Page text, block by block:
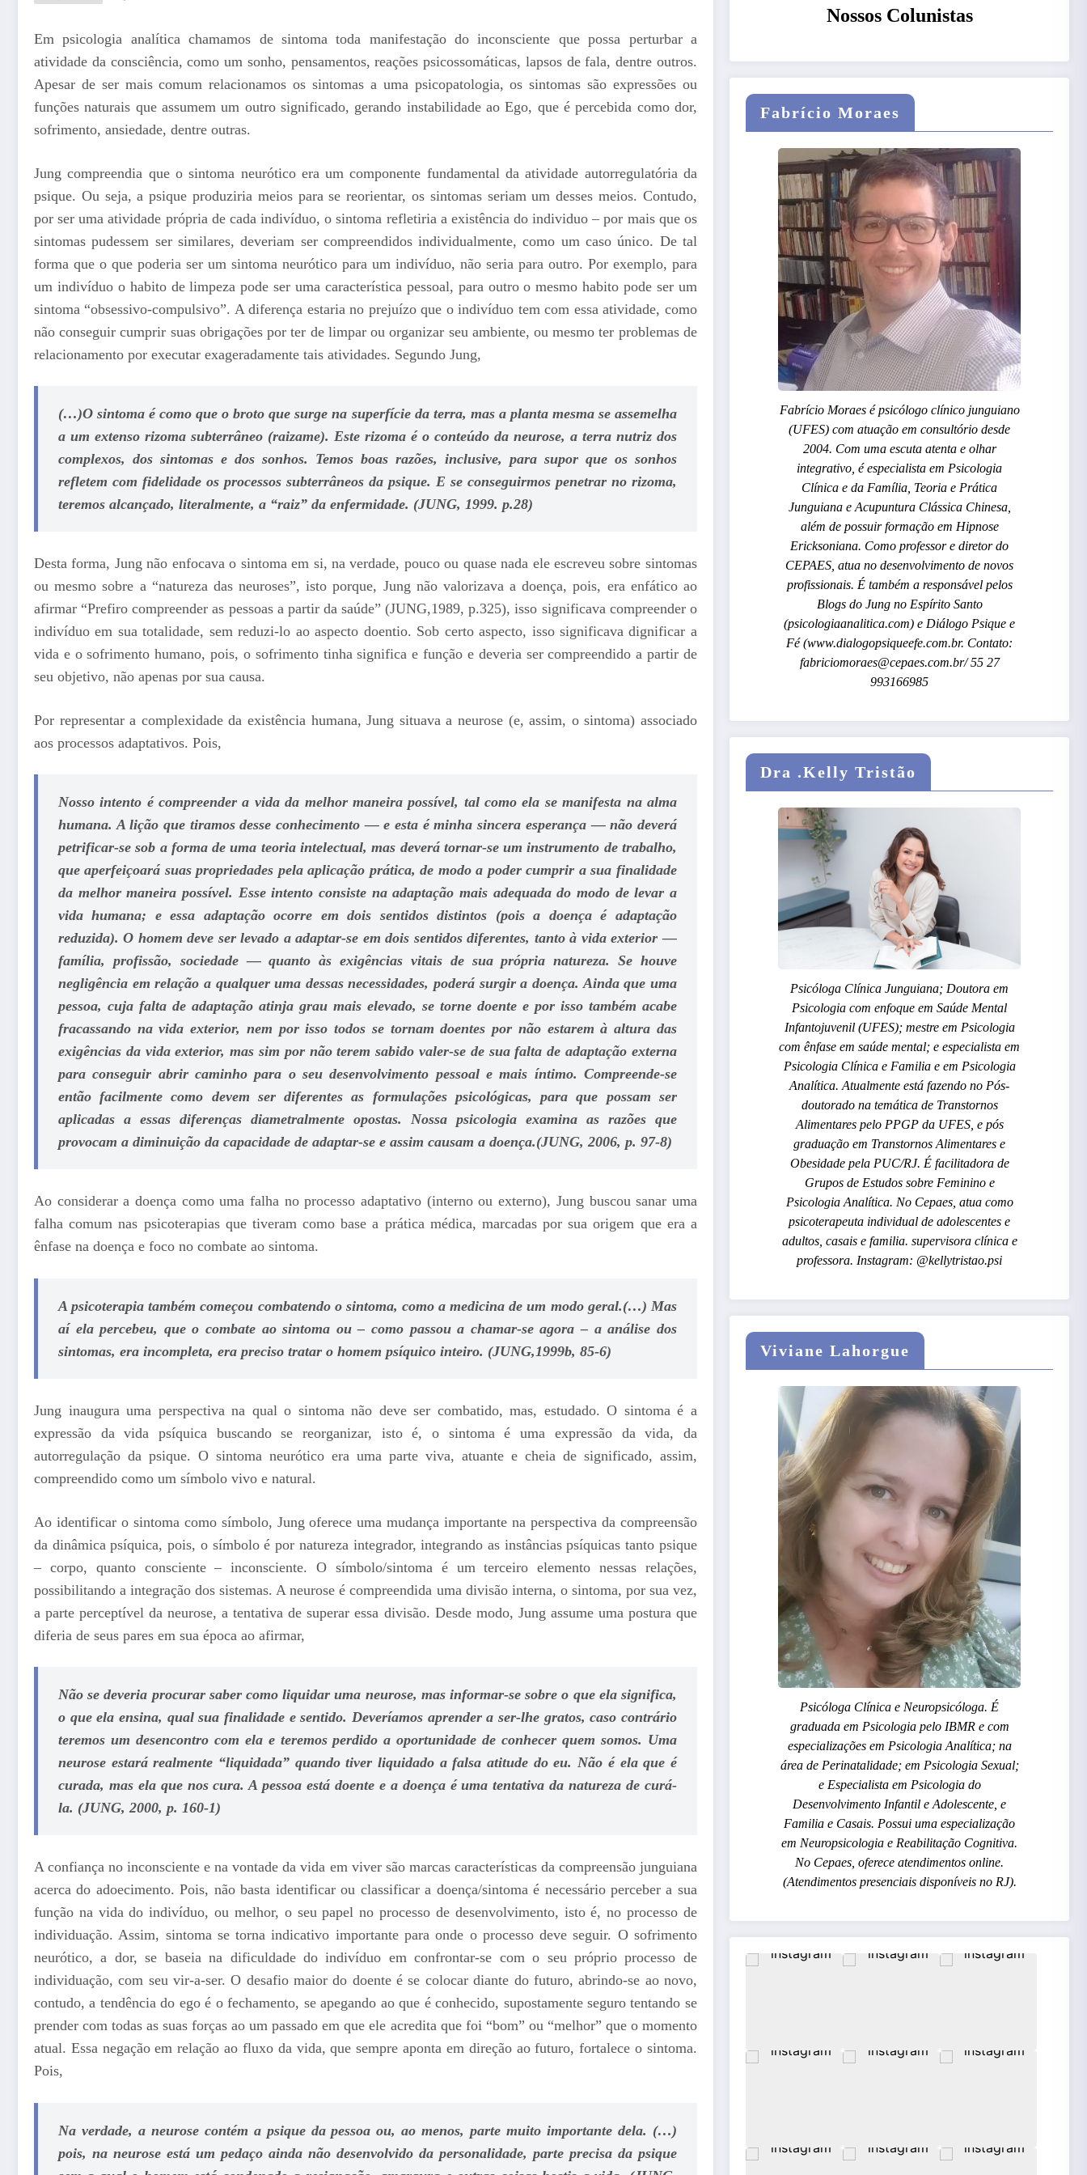
Em psicologia analítica chamamos de sintoma toda manifestação do inconsciente que possa perturbar a
atividade da consciência, como um sonho, pensamentos, reações psicossomáticas, lapsos de fala, dentre outros.
Apesar de ser mais comum relacionamos os sintomas a uma psicopatologia, os sintomas são expressões ou
funções naturais que assumem um outro significado, gerando instabilidade ao Ego, que é percebida como dor,
sofrimento, ansiedade, dentre outras.
Jung compreendia que o sintoma neurótico era um componente fundamental da atividade autorregulatória da
psique. Ou seja, a psique produziria meios para se reorientar, os sintomas seriam um desses meios. Contudo,
por ser uma atividade própria de cada indivíduo, o sintoma refletiria a existência do individuo – por mais que os
sintomas pudessem ser similares, deveriam ser compreendidos individualmente, como um caso único. De tal
forma que o que poderia ser um sintoma neurótico para um indivíduo, não seria para outro. Por exemplo, para
um indivíduo o habito de limpeza pode ser uma característica pessoal, para outro o mesmo habito pode ser um
sintoma “obsessivo-compulsivo”. A diferença estaria no prejuízo que o indivíduo tem com essa atividade, como
não conseguir cumprir suas obrigações por ter de limpar ou organizar seu ambiente, ou mesmo ter problemas de
relacionamento por executar exageradamente tais atividades. Segundo Jung,
(…)O sintoma é como que o broto que surge na superfície da terra, mas a planta mesma se assemelha
a um extenso rizoma subterrâneo (raizame). Este rizoma é o conteúdo da neurose, a terra nutriz dos
complexos, dos sintomas e dos sonhos. Temos boas razões, inclusive, para supor que os sonhos
refletem com fidelidade os processos subterrâneos da psique. E se conseguirmos penetrar no rizoma,
teremos alcançado, literalmente, a “raiz” da enfermidade. (JUNG, 1999. p.28)
Desta forma, Jung não enfocava o sintoma em si, na verdade, pouco ou quase nada ele escreveu sobre sintomas
ou mesmo sobre a “natureza das neuroses”, isto porque, Jung não valorizava a doença, pois, era enfático ao
afirmar “Prefiro compreender as pessoas a partir da saúde” (JUNG,1989, p.325), isso significava compreender o
indivíduo em sua totalidade, sem reduzi-lo ao aspecto doentio. Sob certo aspecto, isso significava dignificar a
vida e o sofrimento humano, pois, o sofrimento tinha significa e função e deveria ser compreendido a partir de
seu objetivo, não apenas por sua causa.
Por representar a complexidade da existência humana, Jung situava a neurose (e, assim, o sintoma) associado
aos processos adaptativos. Pois,
Nosso intento é compreender a vida da melhor maneira possível, tal como ela se manifesta na alma
humana. A lição que tiramos desse conhecimento — e esta é minha sincera esperança — não deverá
petrificar-se sob a forma de uma teoria intelectual, mas deverá tornar-se um instrumento de trabalho,
que aperfeiçoará suas propriedades pela aplicação prática, de modo a poder cumprir a sua finalidade
da melhor maneira possível. Esse intento consiste na adaptação mais adequada do modo de levar a
vida humana; e essa adaptação ocorre em dois sentidos distintos (pois a doença é adaptação
reduzida). O homem deve ser levado a adaptar-se em dois sentidos diferentes, tanto à vida exterior —
família, profissão, sociedade — quanto às exigências vitais de sua própria natureza. Se houve
negligência em relação a qualquer uma dessas necessidades, poderá surgir a doença. Ainda que uma
pessoa, cuja falta de adaptação atinja grau mais elevado, se torne doente e por isso também acabe
fracassando na vida exterior, nem por isso todos se tornam doentes por não estarem à altura das
exigências da vida exterior, mas sim por não terem sabido valer-se de sua falta de adaptação externa
para conseguir abrir caminho para o seu desenvolvimento pessoal e mais íntimo. Compreende-se
então facilmente como devem ser diferentes as formulações psicológicas, para que possam ser
aplicadas a essas diferenças diametralmente opostas. Nossa psicologia examina as razões que
provocam a diminuição da capacidade de adaptar-se e assim causam a doença.(JUNG, 2006, p. 97-8)
Ao considerar a doença como uma falha no processo adaptativo (interno ou externo), Jung buscou sanar uma
falha comum nas psicoterapias que tiveram como base a prática médica, marcadas por sua origem que era a
ênfase na doença e foco no combate ao sintoma.
A psicoterapia também começou combatendo o sintoma, como a medicina de um modo geral.(…) Mas
aí ela percebeu, que o combate ao sintoma ou – como passou a chamar-se agora – a análise dos
sintomas, era incompleta, era preciso tratar o homem psíquico inteiro. (JUNG,1999b, 85-6)
Jung inaugura uma perspectiva na qual o sintoma não deve ser combatido, mas, estudado. O sintoma é a
expressão da vida psíquica buscando se reorganizar, isto é, o sintoma é uma expressão da vida, da
autorregulação da psique. O sintoma neurótico era uma parte viva, atuante e cheia de significado, assim,
compreendido como um símbolo vivo e natural.
Ao identificar o sintoma como símbolo, Jung oferece uma mudança importante na perspectiva da compreensão
da dinâmica psíquica, pois, o símbolo é por natureza integrador, integrando as instâncias psíquicas tanto psique
– corpo, quanto consciente – inconsciente. O símbolo/sintoma é um terceiro elemento nessas relações,
possibilitando a integração dos sistemas. A neurose é compreendida uma divisão interna, o sintoma, por sua vez,
a parte perceptível da neurose, a tentativa de superar essa divisão. Desde modo, Jung assume uma postura que
diferia de seus pares em sua época ao afirmar,
Não se deveria procurar saber como liquidar uma neurose, mas informar-se sobre o que ela significa,
o que ela ensina, qual sua finalidade e sentido. Deveríamos aprender a ser-lhe gratos, caso contrário
teremos um desencontro com ela e teremos perdido a oportunidade de conhecer quem somos. Uma
neurose estará realmente “liquidada” quando tiver liquidado a falsa atitude do eu.Não é ela que é
curada, mas ela que nos cura.A pessoa está doente e a doença é uma tentativa da natureza de curá-
la. (JUNG, 2000, p. 160-1)
A confiança no inconsciente e na vontade da vida em viver são marcas características da compreensão junguiana
acerca do adoecimento. Pois, não basta identificar ou classificar a doença/sintoma é necessário perceber a sua
função na vida do indivíduo, ou melhor, o seu papel no processo de desenvolvimento, isto é, no processo de
individuação. Assim, sintoma se torna indicativo importante para onde o processo deve seguir. O sofrimento
neurótico, a dor, se baseia na dificuldade do indivíduo em confrontar-se com o seu próprio processo de
individuação, com seu vir-a-ser. O desafio maior do doente é se colocar diante do futuro, abrindo-se ao novo,
contudo, a tendência do ego é o fechamento, se apegando ao que é conhecido, supostamente seguro tentando se
prender com todas as suas forças ao um passado em que ele acredita que foi “bom” ou “melhor” que o momento
atual. Essa negação em relação ao fluxo da vida, que sempre aponta em direção ao futuro, fortalece o sintoma.
Pois,
Na verdade, a neurose contém a psique da pessoa ou, ao menos, parte muito importante dela. (…)
pois, na neurose está um pedaço ainda não desenvolvido da personalidade, parte precisa da psique
Nossos Colunistas
Fabrício Moraes
Fabrício Moraes é psicólogo clínico junguiano
(UFES) com atuação em consultório desde
2004. Com uma escuta atenta e olhar
integrativo, é especialista em Psicologia
Clínica e da Família, Teoria e Prática
Junguiana e Acupuntura Clássica Chinesa,
além de possuir formação em Hipnose
Ericksoniana. Como professor e diretor do
CEPAES, atua no desenvolvimento de novos
profissionais. É também a responsável pelos
Blogs do Jung no Espírito Santo
(psicologiaanalitica.com) e Diálogo Psique e
Fé (www.dialogopsiqueefe.com.br. Contato:
fabriciomoraes@cepaes.com.br/ 55 27
993166985
Dra .Kelly Tristão
Psicóloga Clínica Junguiana; Doutora em
Psicologia com enfoque em Saúde Mental
Infantojuvenil (UFES); mestre em Psicologia
com ênfase em saúde mental; e especialista em
Psicologia Clínica e Familia e em Psicologia
Analítica. Atualmente está fazendo no Pós-
doutorado na temática de Transtornos
Alimentares pelo PPGP da UFES, e pós
graduação em Transtornos Alimentares e
Obesidade pela PUC/RJ. É facilitadora de
Grupos de Estudos sobre Feminino e
Psicologia Analítica. No Cepaes, atua como
psicoterapeuta individual de adolescentes e
adultos, casais e familia. supervisora clínica e
professora. Instagram: @kellytristao.psi
Viviane Lahorgue
Psicóloga Clínica e Neuropsicóloga. É
graduada em Psicologia pelo IBMR e com
especializações em Psicologia Analítica; na
área de Perinatalidade; em Psicologia Sexual;
e Especialista em Psicologia do
Desenvolvimento Infantil e Adolescente, e
Familia e Casais. Possui uma especialização
em Neuropsicologia e Reabilitação Cognitiva.
No Cepaes, oferece atendimentos online.
(Atendimentos presenciais disponíveis no RJ).